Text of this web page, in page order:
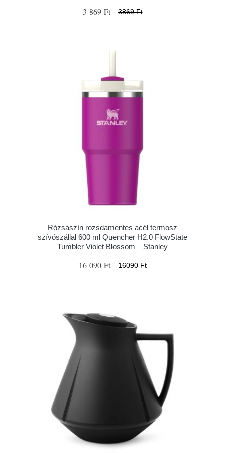
3 869 Ft 3869 Ft
Rózsaszín rozsdamentes acél termosz
szívószállal 600 ml Quencher H2.0 FlowState
Tumbler Violet Blossom – Stanley
16 090 Ft 16090 Ft